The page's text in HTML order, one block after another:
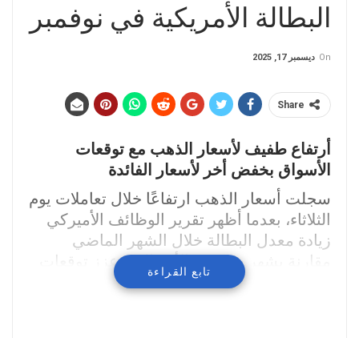
البطالة الأمريكية في نوفمبر
On ديسمبر 17, 2025
Share
أرتفاع طفيف لأسعار الذهب مع توقعات
الأسواق بخفض أخر لأسعار الفائدة
سجلت أسعار الذهب ارتفاعًا خلال تعاملات يوم
الثلاثاء، بعدما أظهر تقرير الوظائف الأميركي
زيادة معدل البطالة خلال الشهر الماضي
مقارنة بشهر سبتمبر، الأمر الذي عزز توقعات
الأسواق باتجاه مجلس الاحتياطي الفيدرالي
تابع القراءة